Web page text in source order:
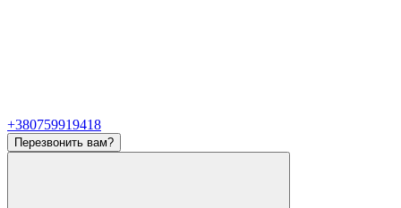
+380759919418
Перезвонить вам?